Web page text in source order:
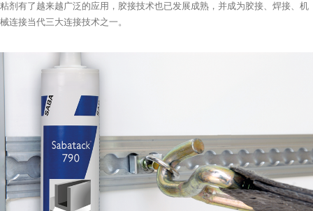
粘剂有了越来越广泛的应用，胶接技术也已发展成熟，并成为胶接、焊接、机
械连接当代三大连接技术之一。